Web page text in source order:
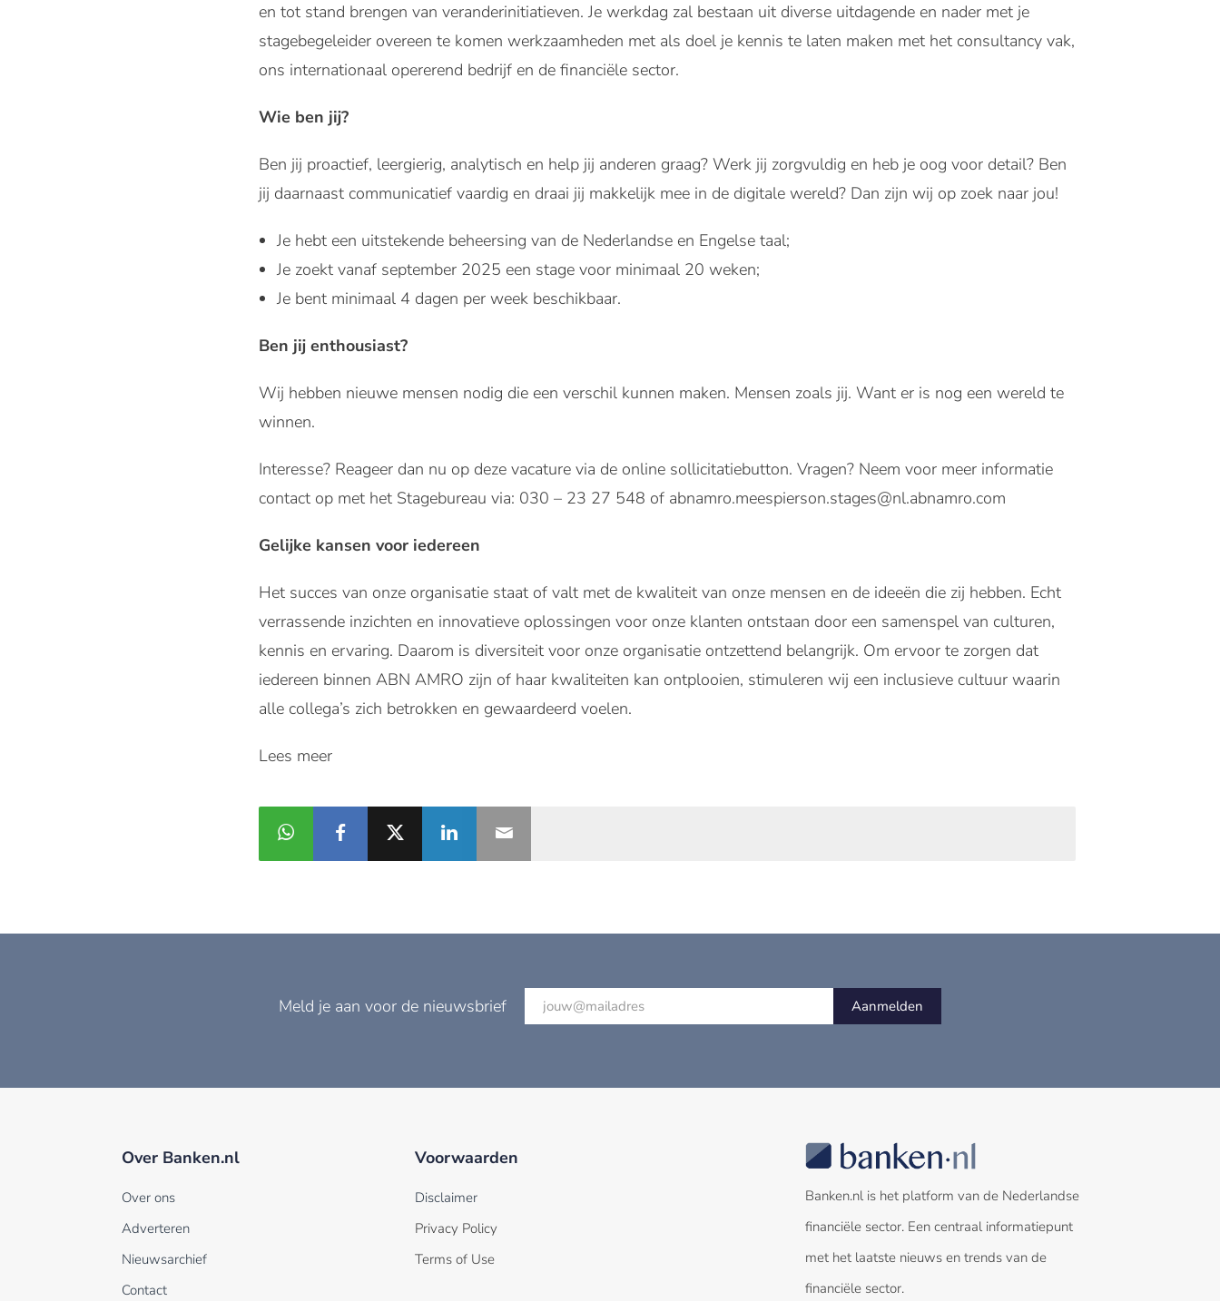
en tot stand brengen van veranderinitiatieven. Je werkdag zal bestaan uit diverse uitdagende en nader met je
stagebegeleider overeen te komen werkzaamheden met als doel je kennis te laten maken met het consultancy vak,
ons internationaal opererend bedrijf en de financiële sector.
Wie ben jij?
Ben jij proactief, leergierig, analytisch en help jij anderen graag? Werk jij zorgvuldig en heb je oog voor detail? Ben
jij daarnaast communicatief vaardig en draai jij makkelijk mee in de digitale wereld? Dan zijn wij op zoek naar jou!
Je hebt een uitstekende beheersing van de Nederlandse en Engelse taal;
Je zoekt vanaf september 2025 een stage voor minimaal 20 weken;
Je bent minimaal 4 dagen per week beschikbaar.
Ben jij enthousiast?
Wij hebben nieuwe mensen nodig die een verschil kunnen maken. Mensen zoals jij. Want er is nog een wereld te
winnen.
Interesse? Reageer dan nu op deze vacature via de online sollicitatiebutton. Vragen? Neem voor meer informatie
contact op met het Stagebureau via: 030 – 23 27 548 of abnamro.meespierson.stages@nl.abnamro.com
Gelijke kansen voor iedereen
Het succes van onze organisatie staat of valt met de kwaliteit van onze mensen en de ideeën die zij hebben. Echt
verrassende inzichten en innovatieve oplossingen voor onze klanten ontstaan door een samenspel van culturen,
kennis en ervaring. Daarom is diversiteit voor onze organisatie ontzettend belangrijk. Om ervoor te zorgen dat
iedereen binnen ABN AMRO zijn of haar kwaliteiten kan ontplooien, stimuleren wij een inclusieve cultuur waarin
alle collega’s zich betrokken en gewaardeerd voelen.
Lees meer
Meld je aan voor de nieuwsbrief Aanmelden
Over Banken.nl
Over ons
Adverteren
Nieuwsarchief
Contact
Voorwaarden
Disclaimer
Privacy Policy
Terms of Use
Banken.nl is het platform van de Nederlandse
financiële sector. Een centraal informatiepunt
met het laatste nieuws en trends van de
financiële sector.